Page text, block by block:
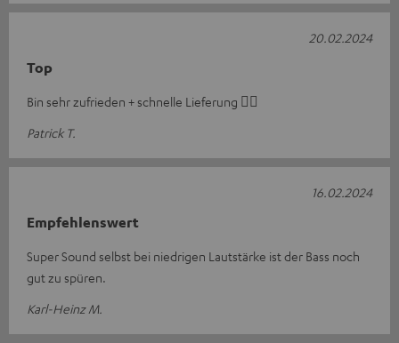
Top
Bin sehr zufrieden + schnelle Lieferung 👍🏻
Patrick T.
20.02.2024
Empfehlenswert
Super Sound selbst bei niedrigen Lautstärke ist der Bass noch
gut zu spüren.
Karl-Heinz M.
16.02.2024